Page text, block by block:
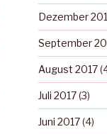
Dezember
September
August 2017
Juli 2017(3)
Juni 2017(4)